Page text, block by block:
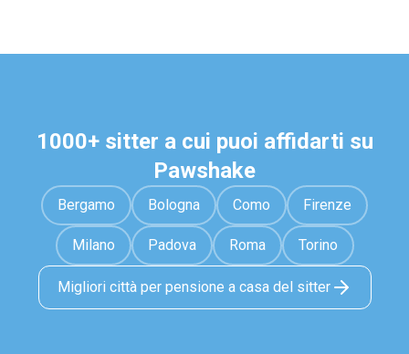
1000+ sitter a cui puoi affidarti su
Pawshake
Bergamo Bologna Como Firenze
Milano Padova Roma Torino
Migliori città per pensione a casa del sitter